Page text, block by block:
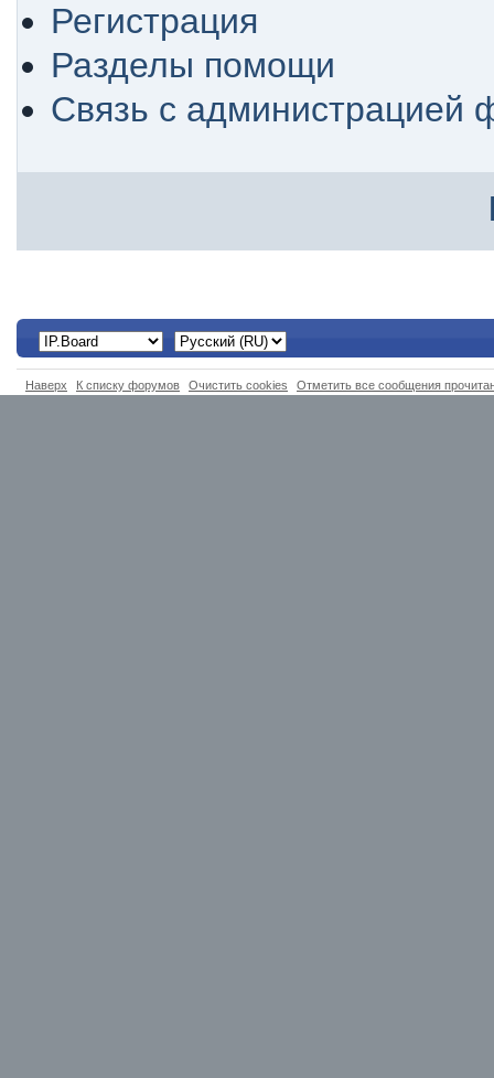
Регистрация
Разделы помощи
Связь с администрацией
Наверх К списку форумов Очистить cookies Отметить все сообщения